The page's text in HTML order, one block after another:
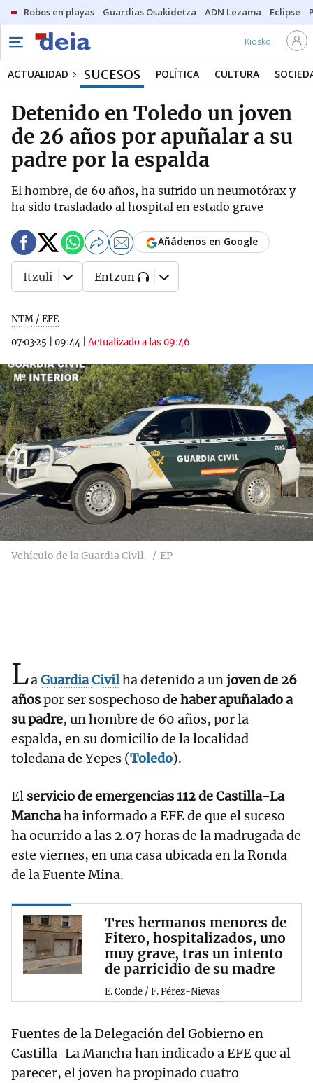
Robos en playas Guardias Osakidetza ADN Lezama Eclipse
Kiosko
ACTUALIDAD SUCESOS POLÍTICA CULTURA
Detenido en Toledo un joven
de 26 años por apuñalar a su
padre por la espalda
El hombre, de 60 años, ha sufrido un neumotórax y
ha sido trasladado al hospital en estado grave
NTM / EFE
07·03·25
09:44 |Actualizado a las 09:46
Añádenos en Google
Itzuli Entzun
Vehículo de la Guardia Civil. EP
LaGuardia Civilha detenido a unjoven de 26
añospor ser sospechoso de haber apuñalado a
su padre, un hombre de 60 años, por la
espalda, en su domicilio de la localidad
toledana de Yepes (Toledo).
El servicio de emergencias 112 de Castilla-La
Manchaha informado a EFE de que el suceso
ha ocurrido a las 2.07 horas de la madrugada de
este viernes, en una casa ubicada en la Ronda
de la Fuente Mina.
Tres hermanos menores de
Fitero, hospitalizados, uno
muy grave, tras un intento
de parricidio de su madre
E. Conde / F. Pérez-Nievas
Fuentes de la Delegación del Gobierno en
Castilla-La Mancha han indicado a EFE que al
parecer, el joven ha propinado cuatro